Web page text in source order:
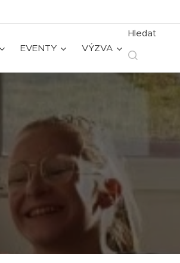
EVENTY VÝZVA
Hledat